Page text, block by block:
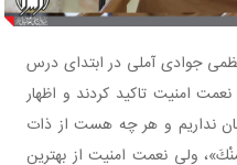
جوادی آملی در ابتدای درس
بر اهمیت نعمت امنیت تاکید کردند و اظهار
نداریم و هر چه هست از ذات
ولی نعمت امنیت از بهترین